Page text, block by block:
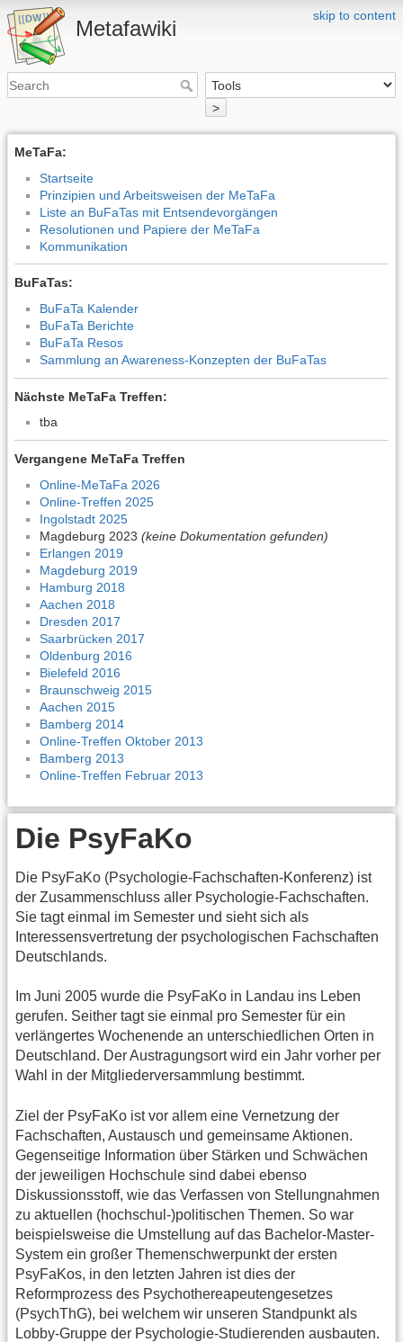
skip to content
Metafawiki
>
MeTaFa:
Startseite
Prinzipien und Arbeitsweisen der MeTaFa
Liste an BuFaTas mit Entsendevorgängen
Resolutionen und Papiere der MeTaFa
Kommunikation
BuFaTas:
BuFaTa Kalender
BuFaTa Berichte
BuFaTa Resos
Sammlung an Awareness-Konzepten der BuFaTas
Nächste MeTaFa Treffen:
tba
Vergangene MeTaFa Treffen
Online-MeTaFa 2026
Online-Treffen 2025
Ingolstadt 2025
Magdeburg 2023 (keine Dokumentation gefunden)
Erlangen 2019
Magdeburg 2019
Hamburg 2018
Aachen 2018
Dresden 2017
Saarbrücken 2017
Oldenburg 2016
Bielefeld 2016
Braunschweig 2015
Aachen 2015
Bamberg 2014
Online-Treffen Oktober 2013
Bamberg 2013
Online-Treffen Februar 2013
Die PsyFaKo
Die PsyFaKo (Psychologie-Fachschaften-Konferenz) ist
der Zusammenschluss aller Psychologie-Fachschaften.
Sie tagt einmal im Semester und sieht sich als
Interessensvertretung der psychologischen Fachschaften
Deutschlands.
Im Juni 2005 wurde die PsyFaKo in Landau ins Leben
gerufen. Seither tagt sie einmal pro Semester für ein
verlängertes Wochenende an unterschiedlichen Orten in
Deutschland. Der Austragungsort wird ein Jahr vorher per
Wahl in der Mitgliederversammlung bestimmt.
Ziel der PsyFaKo ist vor allem eine Vernetzung der
Fachschaften, Austausch und gemeinsame Aktionen.
Gegenseitige Information über Stärken und Schwächen
der jeweiligen Hochschule sind dabei ebenso
Diskussionsstoff, wie das Verfassen von Stellungnahmen
zu aktuellen (hochschul-)politischen Themen. So war
beispielsweise die Umstellung auf das Bachelor-Master-
System ein großer Themenschwerpunkt der ersten
PsyFaKos, in den letzten Jahren ist dies der
Reformprozess des Psychothereapeutengesetzes
(PsychThG), bei welchem wir unseren Standpunkt als
Lobby-Gruppe der Psychologie-Studierenden ausbauten.